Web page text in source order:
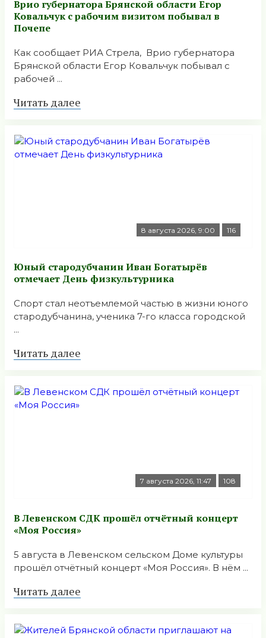
Врио губернатора Брянской области Егор
Ковальчук с рабочим визитом побывал в
Почепе
Как сообщает РИА Стрела, Врио губернатора
Брянской области Егор Ковальчук побывал с
рабочей ...
Читать далее
8 августа 2026, 9:00 116
Юный стародубчанин Иван Богатырёв
отмечает День физкультурника
Спорт стал неотъемлемой частью в жизни юного
стародубчанина, ученика 7-го класса городской
...
Читать далее
7 августа 2026, 11:47 108
В Левенском СДК прошёл отчётный концерт
«Моя Россия»
5 августа в Левенском сельском Доме культуры
прошёл отчётный концерт «Моя Россия». В нём ...
Читать далее